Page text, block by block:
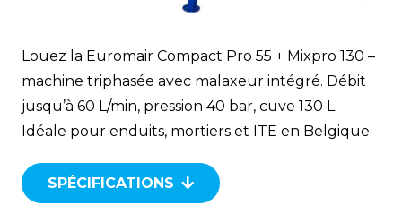
Louez la Euromair Compact Pro 55 + Mixpro 130 –
machine triphasée avec malaxeur intégré. Débit
jusqu’à 60 L/min, pression 40 bar, cuve 130 L.
Idéale pour enduits, mortiers et ITE en Belgique.
SPÉCIFICATIONS